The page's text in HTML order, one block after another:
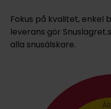
Fokus på kvalitet, enkel
leverans gör
alla snusälskare.